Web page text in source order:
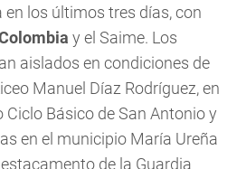
en los últimos tres días, con
y el Saime. Los
aislados en condiciones de
Manuel Díaz Rodríguez, en
Básico de San Antonio y
en el municipio María Ureña
de la Guardia